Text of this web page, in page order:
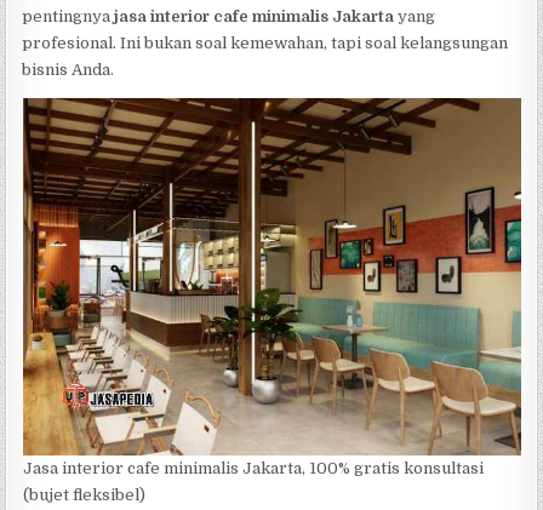
pentingnyajasa interior cafe minimalis Jakarta yang
profesional. Ini bukan soal kemewahan, tapi soal kelangsungan
bisnis Anda.
Jasa interior cafe minimalis Jakarta, 100% gratis konsultasi
(bujet fleksibel)